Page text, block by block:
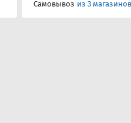
Самовывоз из 3